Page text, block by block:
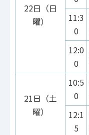
22日（日
曜）
11:3
0
12:0
0
21日（土
曜）
10:5
0
12:1
5